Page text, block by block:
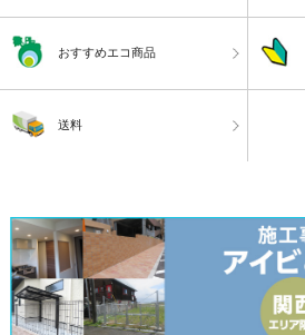
おすすめエコ商品
送料